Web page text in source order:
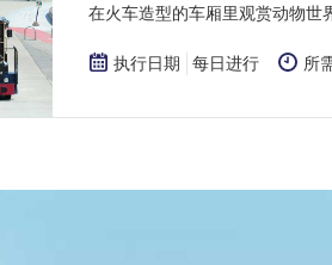
在火车造型的车厢里观赏动物世
执行日期 每日进行 所